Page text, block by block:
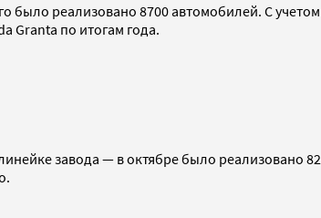
было реализовано 8700 автомобилей. С
Granta по итогам года.
завода — в октябре было реализовано